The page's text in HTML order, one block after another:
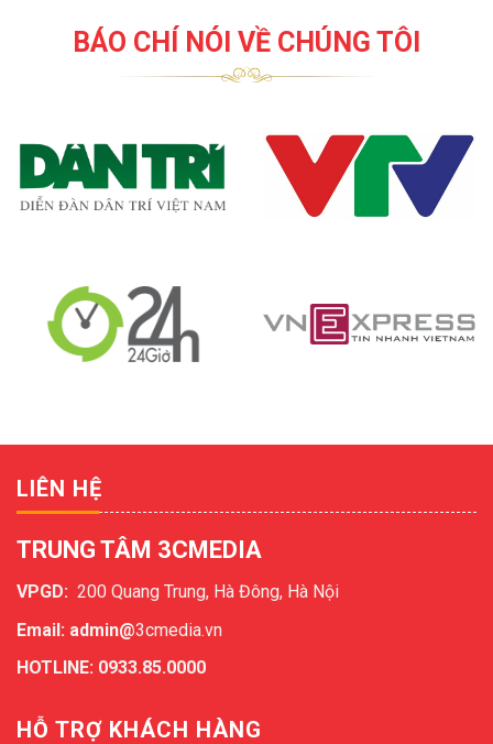
BÁO CHÍ NÓI VỀ CHÚNG TÔI
LIÊN HỆ
TRUNG TÂM 3CMEDIA
VPGD: 200 Quang Trung, Hà Đông, Hà Nội
Email: admin@3cmedia.vn
HOTLINE: 0933.85.0000
HỖ TRỢ KHÁCH HÀNG